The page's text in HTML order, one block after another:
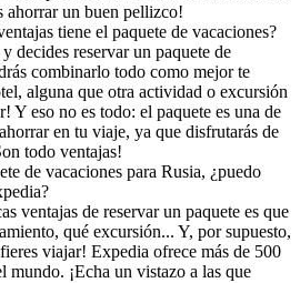
ahorrar un buen pellizco!
tiene el paquete de vacaciones?
decides reservar un paquete de
combinarlo todo como mejor te
alguna que otra actividad o excursión
Y eso no es todo: el paquete es una de
en tu viaje, ya que disfrutarás de
todo ventajas!
de vacaciones para Rusia, ¿puedo
ventajas de reservar un paquete es que
qué excursión... Y, por supuesto,
viajar! Expedia ofrece más de 500
mundo. ¡Echa un vistazo a las que